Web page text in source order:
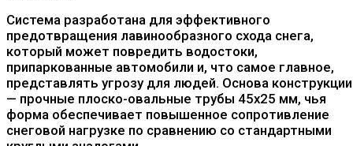
Система разработана для эффективного
предотвращения лавинообразного схода снега,
который может повредить водостоки,
припаркованные автомобили и, что самое главное,
представлять угрозу для людей. Основа конструкции
— прочные плоско-овальные трубы 45x25 мм, чья
форма обеспечивает повышенное сопротивление
снеговой нагрузке по сравнению со стандартными